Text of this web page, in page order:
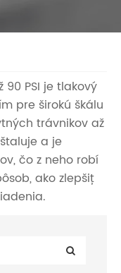
90 PSI je tlakový
pre širokú škálu
trávnikov až
a je
čo z neho robí
ako zlepšiť